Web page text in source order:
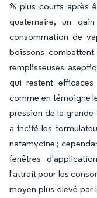
% plus courts après
quaternaire, un
consommation de
boissons
remplisseuses
qui restent
comme en témoigne
pression de la
a incité les
natamycine ;
fenêtres
l'attrait pour les
moyen plus élevé par